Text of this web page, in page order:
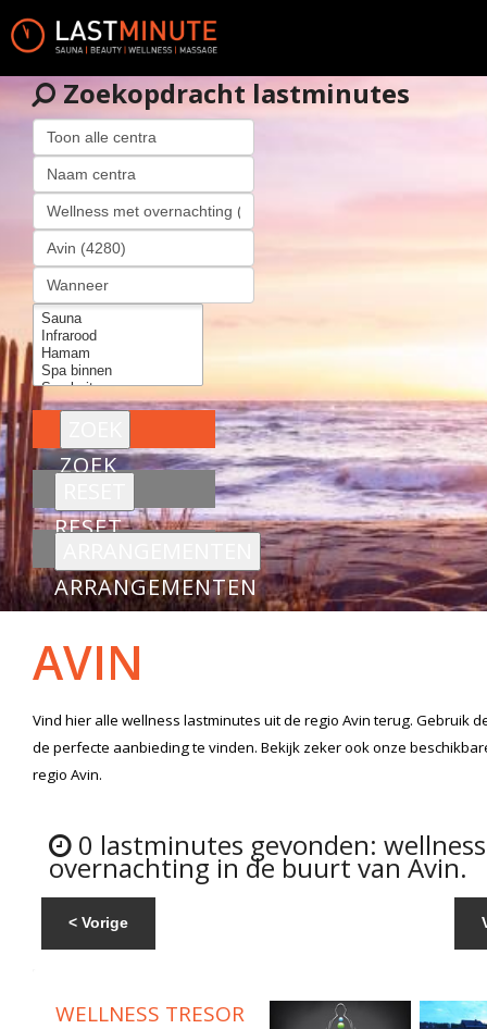
Zoekopdracht lastminutes
ZOEK
RESET
ARRANGEMENTEN
AVIN
Vind hier alle wellness lastminutes uit de regio Avinterug. Gebruik
de perfecte aanbieding te vinden. Bekijk zeker ook onze
regio Avin.
0 lastminutes gevonden:
overnachting in de buurt van Avin.
< Vorige
WELLNESS TRESOR